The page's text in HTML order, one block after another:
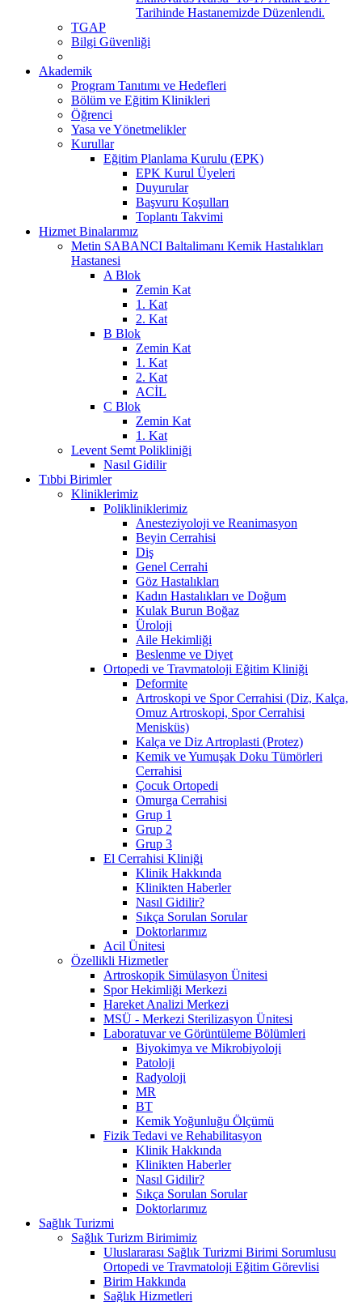
Tarihinde Hastanemizde Düzenlendi.
TGAP
Bilgi Güvenliği
Akademik
Program Tanıtımı ve Hedefleri
Bölüm ve Eğitim Klinikleri
Öğrenci
Yasa ve Yönetmelikler
Kurullar
Eğitim Planlama Kurulu (EPK)
EPK Kurul Üyeleri
Duyurular
Başvuru Koşulları
Toplantı Takvimi
Hizmet Binalarımız
Metin SABANCI Baltalimanı Kemik Hastalıkları
Hastanesi
A Blok
Zemin Kat
1. Kat
2. Kat
B Blok
Zemin Kat
1. Kat
2. Kat
ACİL
C Blok
Zemin Kat
1. Kat
Levent Semt Polikliniği
Nasıl Gidilir
Tıbbi Birimler
Kliniklerimiz
Polikliniklerimiz
Anesteziyoloji ve Reanimasyon
Beyin Cerrahisi
Diş
Genel Cerrahi
Göz Hastalıkları
Kadın Hastalıkları ve Doğum
Kulak Burun Boğaz
Üroloji
Aile Hekimliği
Beslenme ve Diyet
Ortopedi ve Travmatoloji Eğitim Kliniği
Deformite
Artroskopi ve Spor Cerrahisi (Diz, Kalça,
Omuz Artroskopi, Spor Cerrahisi
Menisküs)
Kalça ve Diz Artroplasti (Protez)
Kemik ve Yumuşak Doku Tümörleri
Cerrahisi
Çocuk Ortopedi
Omurga Cerrahisi
Grup 1
Grup 2
Grup 3
El Cerrahisi Kliniği
Klinik Hakkında
Klinikten Haberler
Nasıl Gidilir?
Sıkça Sorulan Sorular
Doktorlarımız
Acil Ünitesi
Özellikli Hizmetler
Artroskopik Simülasyon Ünitesi
Spor Hekimliği Merkezi
Hareket Analizi Merkezi
MSÜ - Merkezi Sterilizasyon Ünitesi
Laboratuvar ve Görüntüleme Bölümleri
Biyokimya ve Mikrobiyoloji
Patoloji
Radyoloji
MR
BT
Kemik Yoğunluğu Ölçümü
Fizik Tedavi ve Rehabilitasyon
Klinik Hakkında
Klinikten Haberler
Nasıl Gidilir?
Sıkça Sorulan Sorular
Doktorlarımız
Sağlık Turizmi
Sağlık Turizm Birimimiz
Uluslararası Sağlık Turizmi Birimi Sorumlusu
Ortopedi ve Travmatoloji Eğitim Görevlisi
Birim Hakkında
Sağlık Hizmetleri